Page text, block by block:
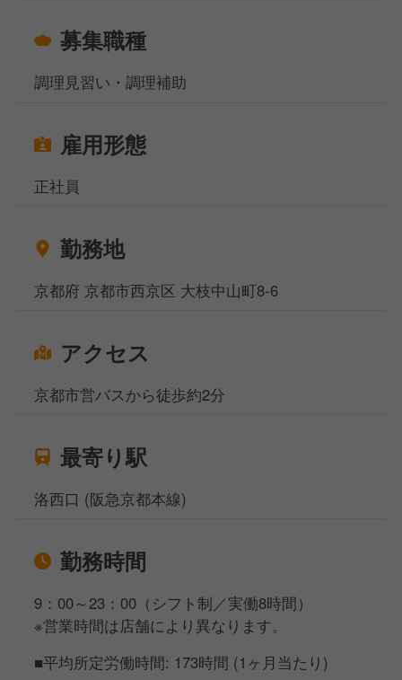
募集職種
調理見習い・調理補助
雇用形態
正社員
勤務地
京都府 京都市西京区 大枝中山町8-6
アクセス
京都市営バスから徒歩約2分
最寄り駅
洛西口 (阪急京都本線)
勤務時間
9：00～23：00（シフト制／実働8時間）
※営業時間は店舗により異なります。
■平均所定労働時間: 173時間 (1ヶ月当たり)